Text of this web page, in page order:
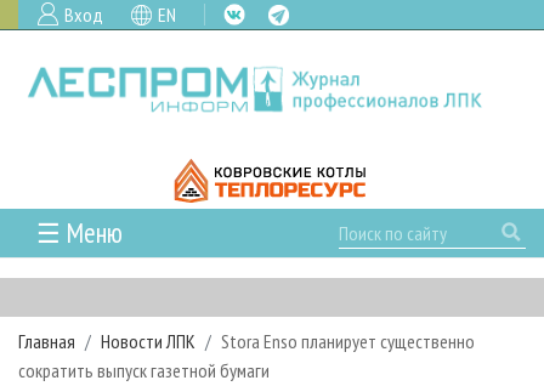
Вход EN
☰ Меню
ГЛАВНАЯ
РУБРИКИ И ТЕМЫ
РУБРИКИ ЖУРНАЛА
НОВОСТИ
Главная Новости ЛПК
Stora Enso планирует существенно
сократить выпуск газетной бумаги